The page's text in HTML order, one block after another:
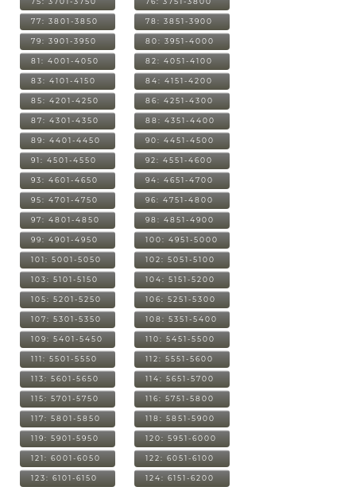
77: 3801-3850 78: 3851-3900
79: 3901-3950 80: 3951-4000
81: 4001-4050 82: 4051-4100
83: 4101-4150 84: 4151-4200
85: 4201-4250 86: 4251-4300
87: 4301-4350 88: 4351-4400
89: 4401-4450 90: 4451-4500
91: 4501-4550 92: 4551-4600
93: 4601-4650 94: 4651-4700
95: 4701-4750 96: 4751-4800
97: 4801-4850 98: 4851-4900
99: 4901-4950 100: 4951-5000
101: 5001-5050 102: 5051-5100
103: 5101-5150 104: 5151-5200
105: 5201-5250 106: 5251-5300
107: 5301-5350 108: 5351-5400
109: 5401-5450 110: 5451-5500
111: 5501-5550 112: 5551-5600
113: 5601-5650 114: 5651-5700
115: 5701-5750 116: 5751-5800
117: 5801-5850 118: 5851-5900
119: 5901-5950 120: 5951-6000
121: 6001-6050 122: 6051-6100
123: 6101-6150 124: 6151-6200